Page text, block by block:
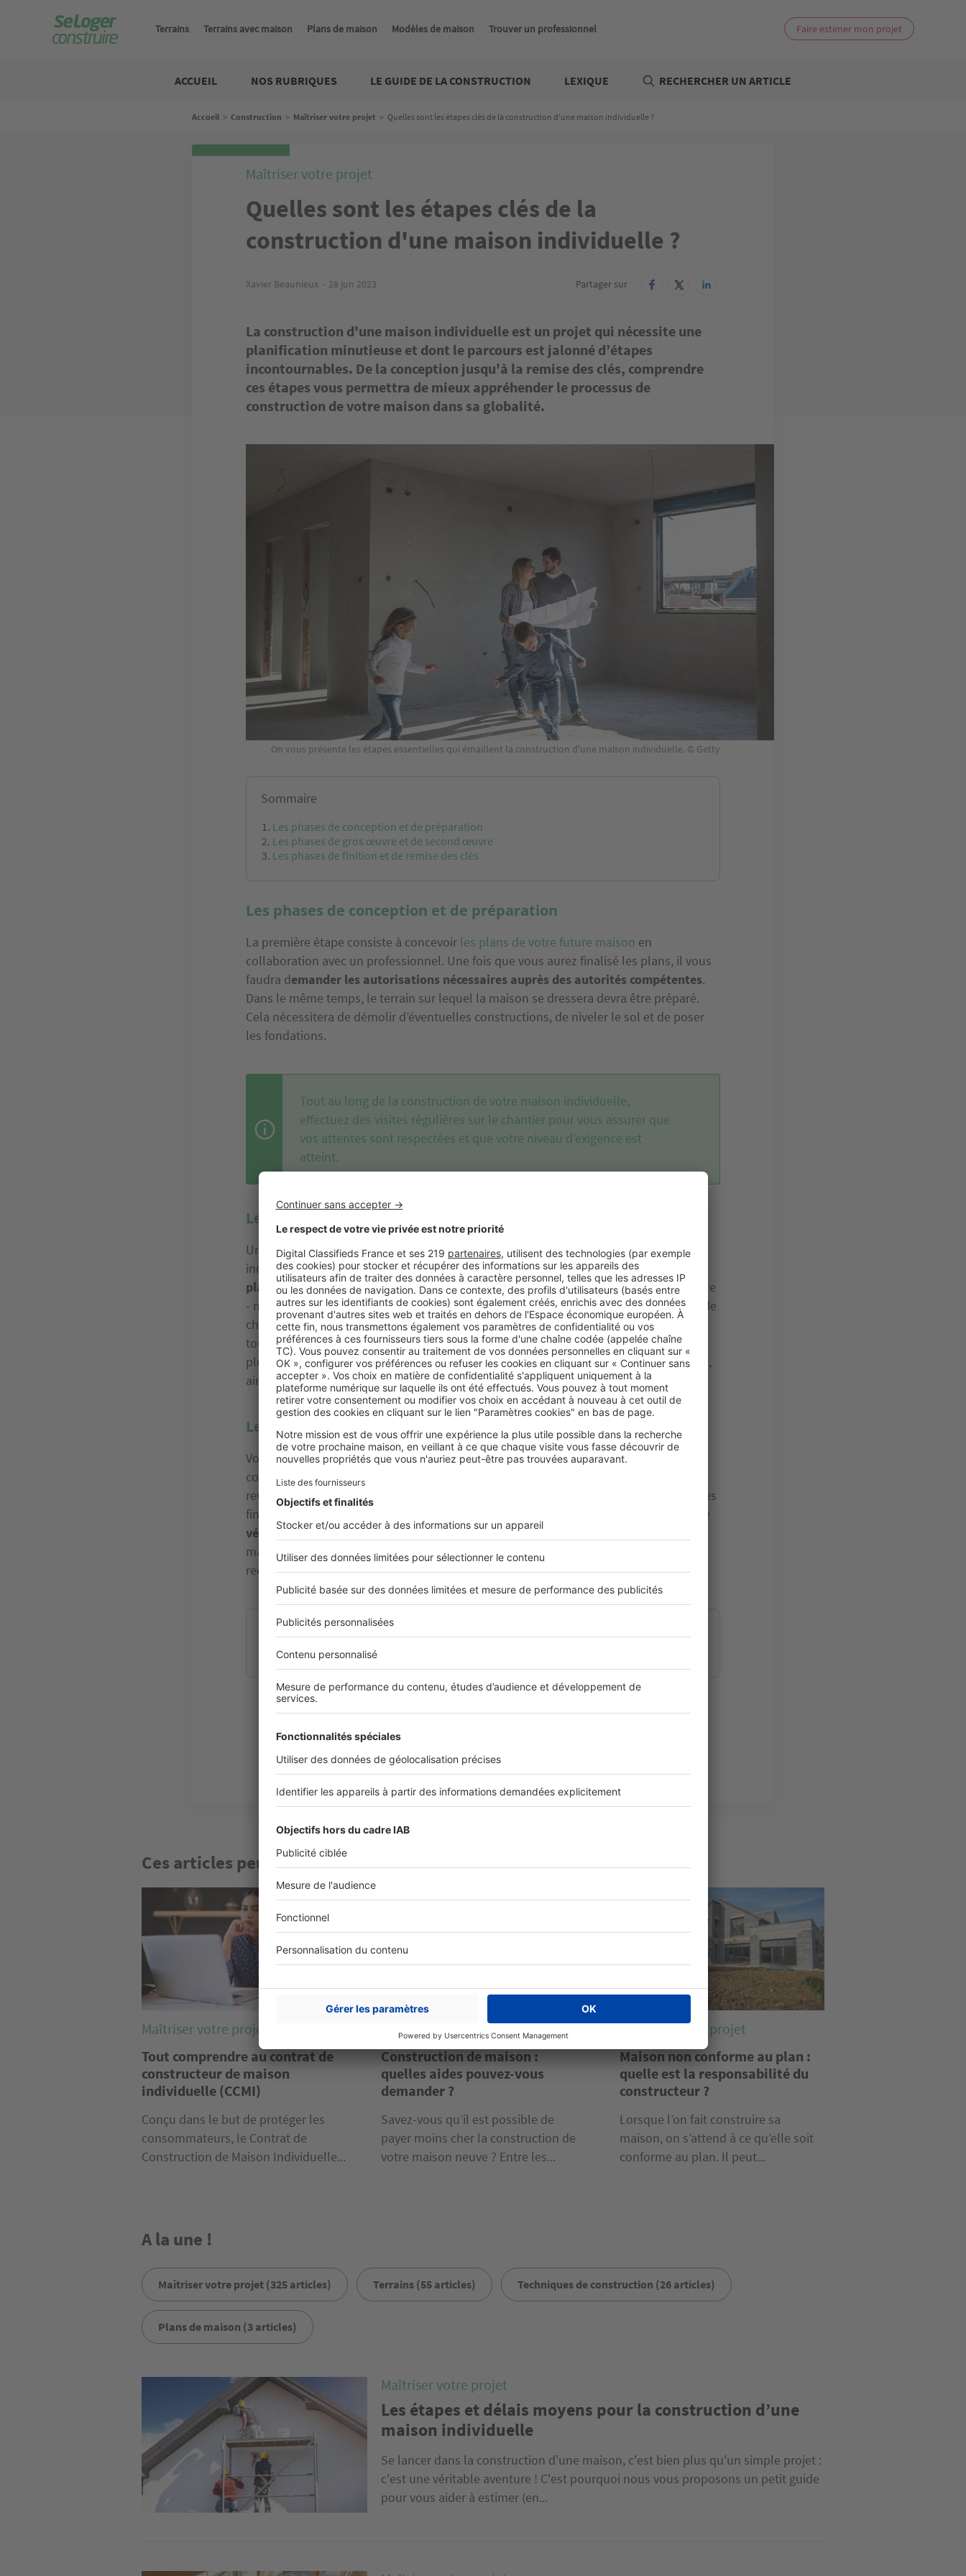
Terrains Terrains avec maison Plans de maison Modèles de maison Trouver un professionnel Faire estimer mon projet
ACCUEIL
NOS RUBRIQUES LE GUIDE DE LA CONSTRUCTION LEXIQUE RECHERCHER UN ARTICLE
Fil
Accueil > Construction > Maîtriser votre projet > Quelles sont les étapes clés de la construction d'une maison individuelle ?
Maîtriser votre projet
Quelles sont les étapes clés de la
construction d'une maison individuelle ?
Xavier Beaunieux 28 jun 2023 Partager sur
La construction d'une maison individuelle est un projet qui nécessite une
planification minutieuse et dont le parcours est jalonné d’étapes
incontournables. De la conception jusqu'à la remise des clés, comprendre
ces étapes vous permettra de mieux appréhender le processus de
construction de votre maison dans sa globalité.
On vous présente les étapes essentielles qui émaillent la construction d'une maison individuelle. © Getty
Sommaire
Les phases de conception et de préparation
Les phases de gros œuvre et de second œuvre
Les phases de finition et de remise des clés
Les phases de conception et de préparation
La première étape consiste à concevoir les plans de votre future maison en
collaboration avec un professionnel. Une fois que vous aurez finalisé les plans, il vous
faudra demander les autorisations nécessaires auprès des autorités compétentes.
Dans le même temps, le terrain sur lequel la maison se dressera devra être préparé.
Cela nécessitera de démolir d’éventuelles constructions, de niveler le sol et de poser
les fondations.
Tout au long de la construction de votre maison individuelle,
effectuez des visites régulières sur le chantier pour vous assurer que
vos attentes sont respectées et que votre niveau d’exigence est
atteint.
Les phases de gros œuvre et de second œuvre
Une autre étape - non négligeable - à franchir lors de la construction d’une maison
individuelle n’est autre que le gros œuvre, c'est-à-dire la construction des murs, des
planchers, de la toiture et des éléments porteurs de la maison. Cette étape - cruciale
- nécessite l'intervention d'entreprises spécialisées dans les travaux de maçonnerie, de
charpente et de couverture. Une fois la phase de gros œuvre achevée, c’est alors au
tour de la phase de second œuvre de démarrer. Cette phase englobe les travaux de
plomberie, d'électricité, de chauffage, d'isolation, de revêtement des sols et des murs,
ainsi que l'installation des menuiseries et des équipements.
Les phases de finition et de remise des clés
Vous n’aurez jamais été aussi proche du dénouement final ! Et pour cause, c’est au
cours de cette dernière étape que les finitions seront effectuées : peinture, pose des
revêtements, réalisation des travaux de décoration intérieure et extérieure. Une fois les
finitions terminées, une visite de
sera organisée avec le constructeur afin de
vérifier la conformité de la construction aux plans et aux normes en vigueur
maison qu’on vous aura livrée est conforme à ce qui était prévu, vous pourrez alors
recevoir les clés et vous installer dans votre nouveau chez-vous.
Vous cherchez un constructeur pour votre
futur logement ?
Partager sur
Plus de conseils
Ces articles peuvent vous intéresser
Maîtriser votre projet
Tout comprendre au contrat de
constructeur de maison
individuelle (CCMI)
Conçu dans le but de protéger les
consommateurs, le Contrat de
Construction de Maison Individuelle...
Maîtriser votre projet
Construction de maison :
quelles aides pouvez-vous
demander ?
Savez-vous qu’il est possible de
payer moins cher la construction de
votre maison neuve ? Entre les...
Maîtriser votre projet
Maison non conforme au plan :
quelle est la responsabilité du
constructeur ?
Lorsque l’on fait construire sa
maison, on s’attend à ce qu’elle soit
conforme au plan. Il peut...
A la une !
Maîtriser votre projet (325 articles) Terrains (55 articles) Techniques de construction (26 articles)
Plans de maison (3 articles)
Maîtriser votre projet
Les étapes et délais moyens pour la construction d’une
maison individuelle
Se lancer dans la construction d'une maison, c'est bien plus qu'un simple projet :
c'est une véritable aventure ! C'est pourquoi nous vous proposons un petit guide
pour vous aider à estimer (en...